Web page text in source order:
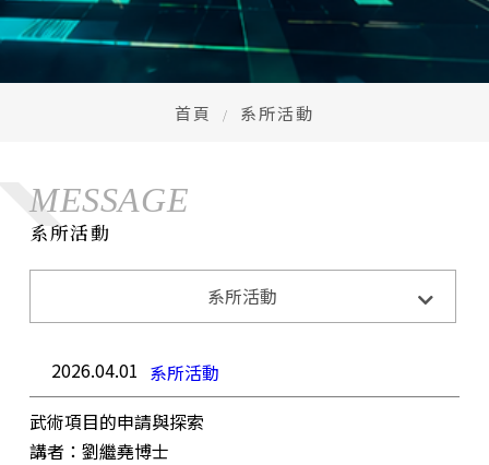
首頁 系所活動
MESSAGE
系所活動
系所活動系所公告 招生訊息
2026.04.01 系所活動
武術項目的申請與探索
講者：劉繼堯博士